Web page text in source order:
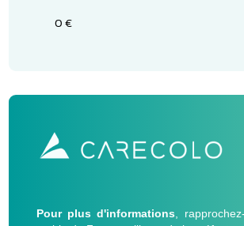
0 €
Pour plus d'informations ,